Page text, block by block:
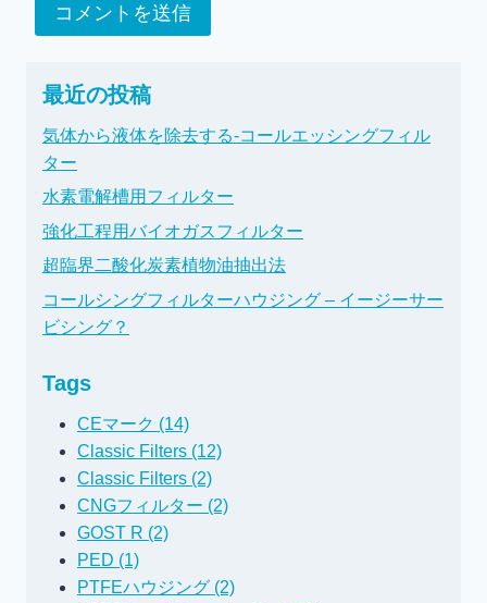
最近の投稿
気体から液体を除去する-コールエッシングフィル
ター
水素電解槽用フィルター
強化工程用バイオガスフィルター
超臨界二酸化炭素植物油抽出法
コールシングフィルターハウジング – イージーサー
ビシング？
Tags
CEマーク (14)
Classic Filters (12)
Classic Filters (2)
CNGフィルター (2)
GOST R (2)
PED (1)
PTFEハウジング (2)